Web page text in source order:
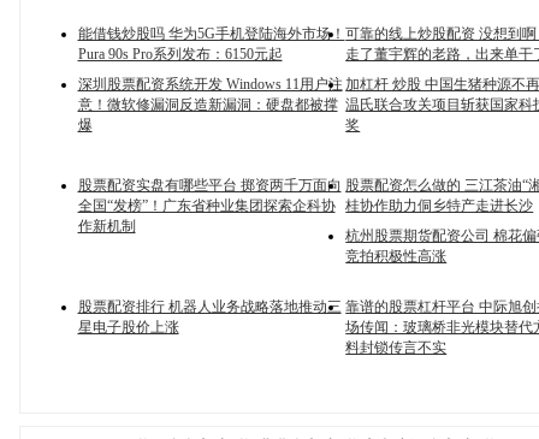
能借钱炒股吗 华为5G手机登陆海外市场！
Pura 90s Pro系列发布：6150元起
可靠的线上炒股配资 没想到
走了董宇辉的老路，出来单干
深圳股票配资系统开发 Windows 11用户注
意！微软修漏洞反造新漏洞：硬盘都被撑
爆
加杠杆 炒股 中国生猪种源不
温氏联合攻关项目斩获国家科
奖
股票配资实盘有哪些平台 掷资两千万面向
全国“发榜”！广东省种业集团探索企科协
作新机制
股票配资怎么做的 三江茶油“
桂协作助力侗乡特产走进长沙
杭州股票期货配资公司 棉花
竞拍积极性高涨
股票配资排行 机器人业务战略落地推动三
星电子股价上涨
靠谱的股票杠杆平台 中际旭
场传闻：玻璃桥非光模块替代
料封锁传言不实